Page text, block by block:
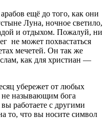
ещё до того, как они
Луна, ночное светило,
и отдыхом. Пожалуй, ни
не может похвастаться
мечетей. Он так же
как для христиан ―
убережет от любых
не называющим бога
работаете с другими
то, что вы носите символ